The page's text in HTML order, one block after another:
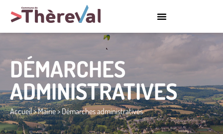
DÉMARCHES
ADMINISTRATIVES
Accueil>Mairie>Démarches administratives